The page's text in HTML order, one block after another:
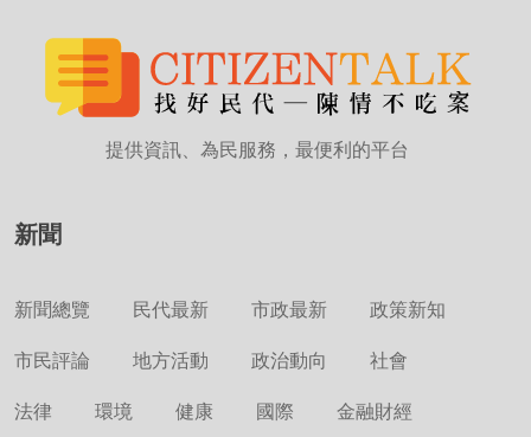
提供資訊、為民服務，最便利的平台
新聞
新聞總覽 民代最新 市政最新 政策新知
市民評論 地方活動 政治動向 社會
法律 環境 健康 國際 金融財經